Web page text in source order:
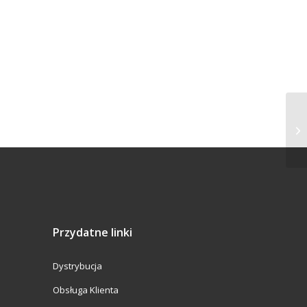
Przydatne linki
Dystrybucja
Obsługa Klienta